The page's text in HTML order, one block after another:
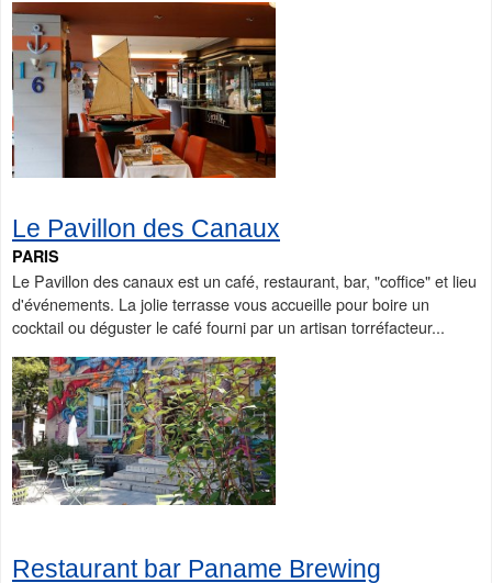
Le Pavillon des Canaux
PARIS
Le Pavillon des canaux est un café, restaurant, bar, "coffice" et lieu
d'événements. La jolie terrasse vous accueille pour boire un
cocktail ou déguster le café fourni par un artisan torréfacteur...
Restaurant bar Paname Brewing